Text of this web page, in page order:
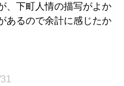
、下町人情の描写がよか
あるので余計に感じたか